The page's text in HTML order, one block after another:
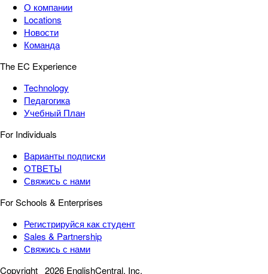
О компании
Locations
Новости
Команда
The EC Experience
Technology
Педагогика
Учебный План
For Individuals
Варианты подписки
ОТВЕТЫ
Свяжись с нами
For Schools & Enterprises
Регистрируйся как студент
Sales & Partnership
Свяжись с нами
Copyright 2026 EnglishCentral, Inc.